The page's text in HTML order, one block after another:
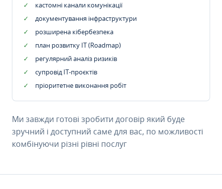
кастомні канали комунікації
документування інфраструктури
розширена кібербезпека
план розвитку IT (Roadmap)
регулярний аналіз ризиків
супровід ІТ-проєктів
пріоритетне виконання робіт
Ми завжди готові зробити договір який буде
зручний і доступний саме для вас, по можливості
комбінуючи різні рівні послуг